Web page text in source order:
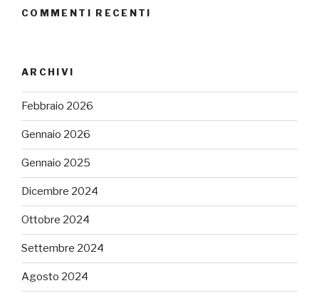
COMMENTI RECENTI
ARCHIVI
Febbraio 2026
Gennaio 2026
Gennaio 2025
Dicembre 2024
Ottobre 2024
Settembre 2024
Agosto 2024